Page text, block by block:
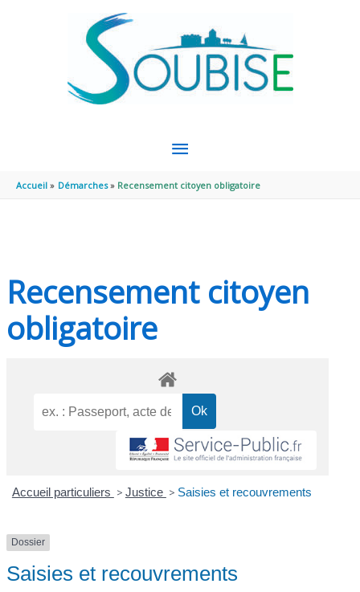
MENU
PRINCIPAL
Accueil Démarches Recensement citoyen obligatoire
Recensement citoyen
obligatoire
Accueil particuliers > Justice > Saisies et recouvrements
Dossier
Saisies et recouvrements